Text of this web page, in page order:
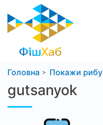
Головна Покажи рибу
gutsanyok